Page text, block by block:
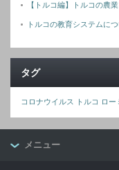
【トルコ編】トルコの農業
トルコの教育システムに
タグ
コロナウイルス トルコ ロー
メニュー